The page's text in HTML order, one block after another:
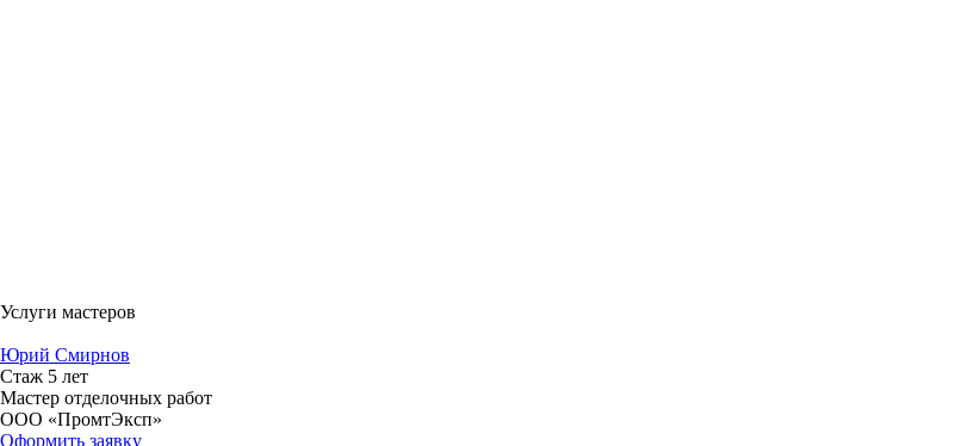
Услуги мастеров
Юрий Смирнов
Стаж 5 лет
Мастер отделочных работ
ООО «ПромтЭксп»
Оформить заявку